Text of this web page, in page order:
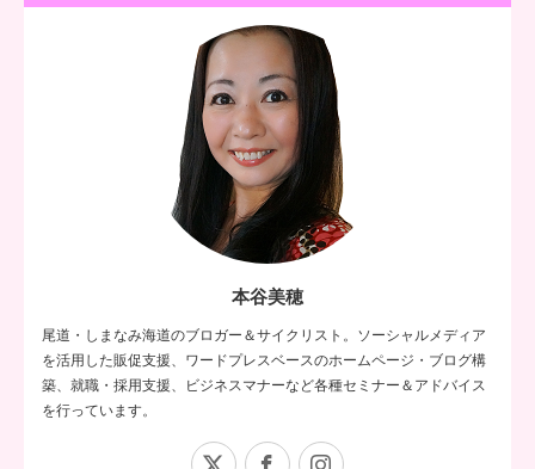
本谷美穂
尾道・しまなみ海道のブロガー＆サイクリスト。ソーシャルメディア
を活用した販促支援、ワードプレスベースのホームページ・ブログ構
築、就職・採用支援、ビジネスマナーなど各種セミナー＆アドバイス
を行っています。
Facebook